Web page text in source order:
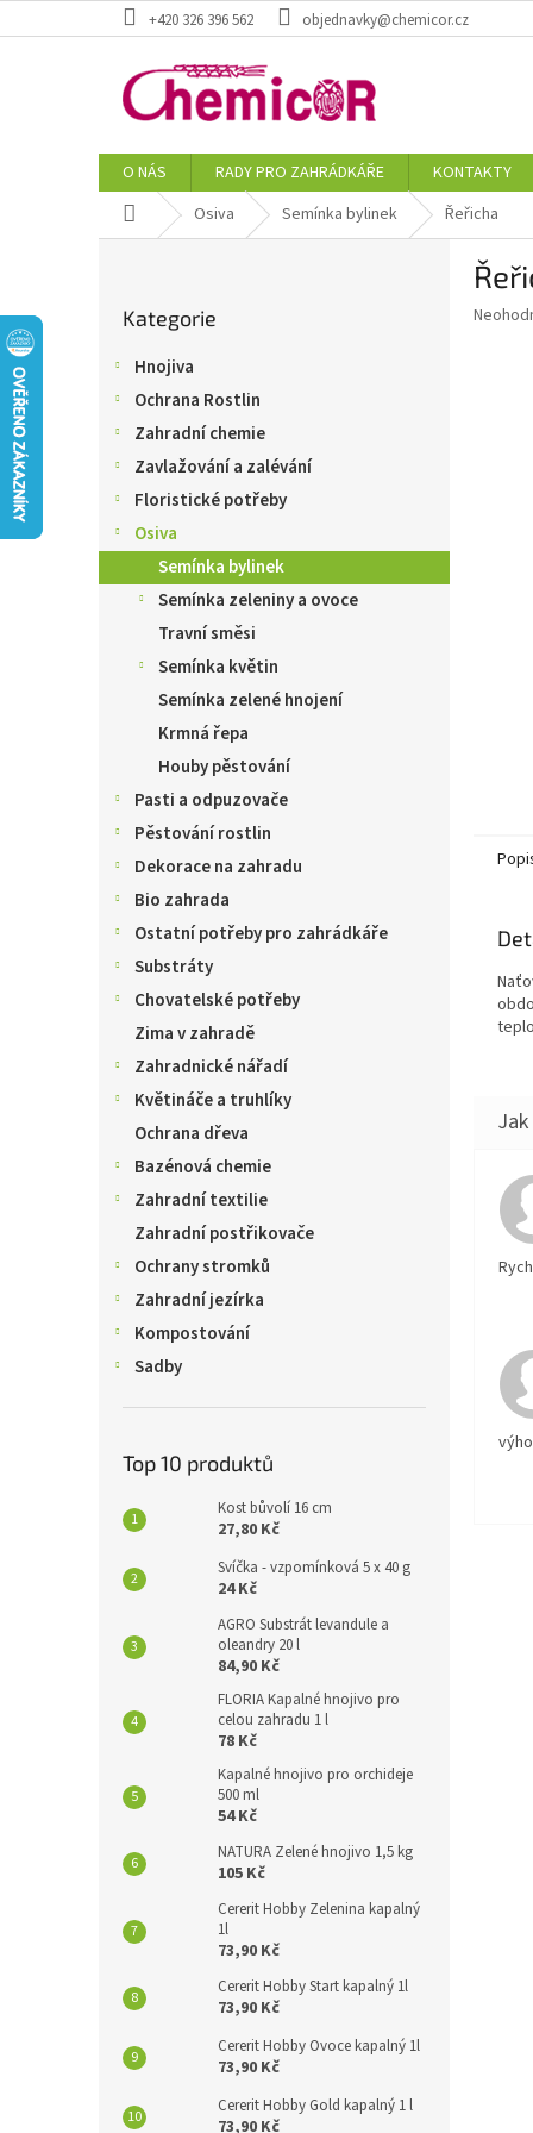
na
+420 326 396 562 objednavky@chemicor.cz
O NÁS RADY PRO ZAHRÁDKÁŘE KONTAKTY
Domů Osiva Semínka bylinek Řeřicha
l
kategorie
Kategorie
Hnojiva
Ochrana Rostlin
Zahradní chemie
Zavlažování a zalévání
Floristické potřeby
Osiva
Semínka bylinek
Semínka zeleniny a ovoce
Travní směsi
Semínka květin
Semínka zelené hnojení
Krmná řepa
Houby pěstování
Pasti a odpuzovače
Pěstování rostlin
Dekorace na zahradu
Bio zahrada
Ostatní potřeby pro zahrádkáře
Substráty
Chovatelské potřeby
Zima v zahradě
Zahradnické nářadí
Květináče a truhlíky
Ochrana dřeva
Bazénová chemie
Zahradní textilie
Zahradní postřikovače
Ochrany stromků
Zahradní jezírka
Kompostování
Sadby
Top 10 produktů
Kost bůvolí 16 cm
27,80 Kč
Svíčka - vzpomínková 5 x 40 g
24 Kč
AGRO Substrát levandule a
oleandry 20 l
84,90 Kč
FLORIA Kapalné hnojivo pro
celou zahradu 1 l
78 Kč
Kapalné hnojivo pro orchideje
500 ml
54 Kč
NATURA Zelené hnojivo 1,5 kg
105 Kč
Cererit Hobby Zelenina kapalný
1l
73,90 Kč
Cererit Hobby Start kapalný 1l
73,90 Kč
Cererit Hobby Ovoce kapalný 1l
73,90 Kč
Cererit Hobby Gold kapalný 1 l
73,90 Kč